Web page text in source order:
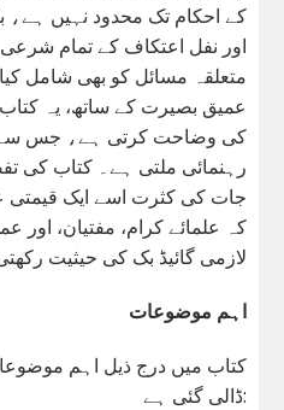
کے احکام تک محدود نہیں
اور نفل اعتکاف کے تمام
متعلقہ مسائل کو بھی شامل
عمیق بصیرت کے ساتھ، یہ
کی وضاحت کرتی ہے، جس سے
رہنمائی ملتی ہے۔ کتاب کی
جات کی کثرت اسے ایک قیمتی
کہ علمائے کرام، مفتیان، اور
لازمی گائیڈ بک کی حیثیت
اہم موضوعات
کتاب میں درج ذیل اہم
ڈالی گئی ہے: